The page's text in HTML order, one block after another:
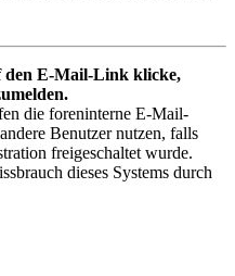
den E-Mail-Link klicke,
die foreninterne E-Mail-
Benutzer nutzen, falls
freigeschaltet wurde.
dieses Systems durch